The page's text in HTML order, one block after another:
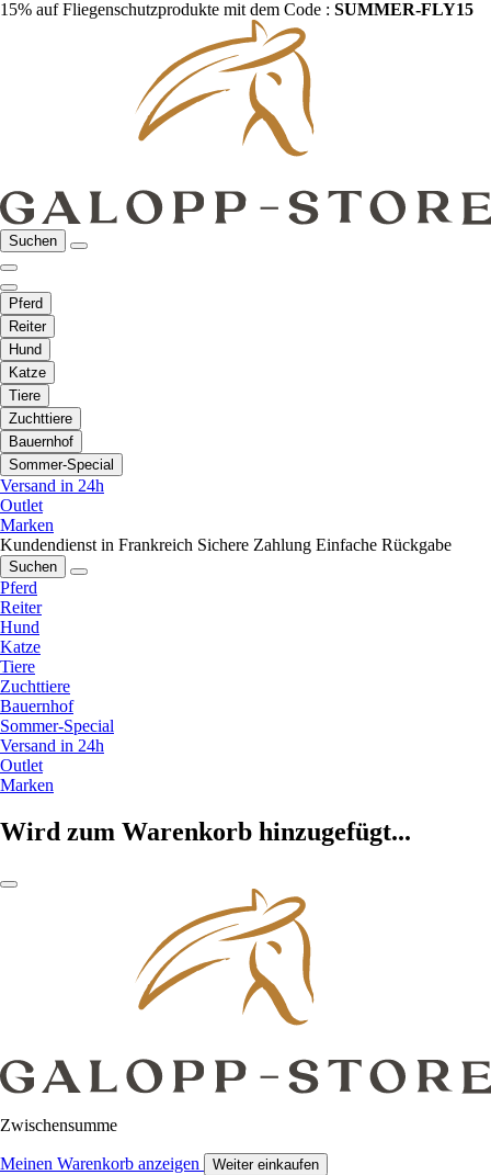
15% auf Fliegenschutzprodukte mit dem Code : SUMMER-FLY15
Suchen
Pferd
Reiter
Hund
Katze
Tiere
Zuchttiere
Bauernhof
Sommer-Special
Versand in 24h
Outlet
Marken
Kundendienst in Frankreich Sichere Zahlung Einfache Rückgabe
Suchen
Pferd
Reiter
Hund
Katze
Tiere
Zuchttiere
Bauernhof
Sommer-Special
Versand in 24h
Outlet
Marken
Wird zum Warenkorb hinzugefügt...
Zwischensumme
Meinen Warenkorb anzeigen Weiter einkaufen